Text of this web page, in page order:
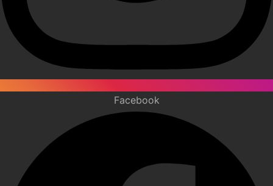
Facebook